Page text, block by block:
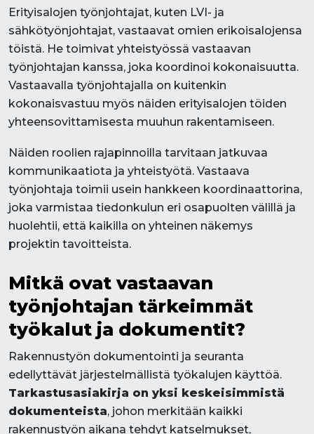
Erityisalojen työnjohtajat, kuten LVI- ja
sähkötyönjohtajat, vastaavat omien erikoisalojensa
töistä. He toimivat yhteistyössä vastaavan
työnjohtajan kanssa, joka koordinoi kokonaisuutta.
Vastaavalla työnjohtajalla on kuitenkin
kokonaisvastuu myös näiden erityisalojen töiden
yhteensovittamisesta muuhun rakentamiseen.
Näiden roolien rajapinnoilla tarvitaan jatkuvaa
kommunikaatiota ja yhteistyötä. Vastaava
työnjohtaja toimii usein hankkeen koordinaattorina,
joka varmistaa tiedonkulun eri osapuolten välillä ja
huolehtii, että kaikilla on yhteinen näkemys
projektin tavoitteista.
Mitkä ovat vastaavan
työnjohtajan tärkeimmät
työkalut ja dokumentit?
Rakennustyön dokumentointi ja seuranta
edellyttävät järjestelmällistä työkalujen käyttöä.
Tarkastusasiakirja on yksi keskeisimmistä
dokumenteista, johon merkitään kaikki
rakennustyön aikana tehdyt katselmukset,